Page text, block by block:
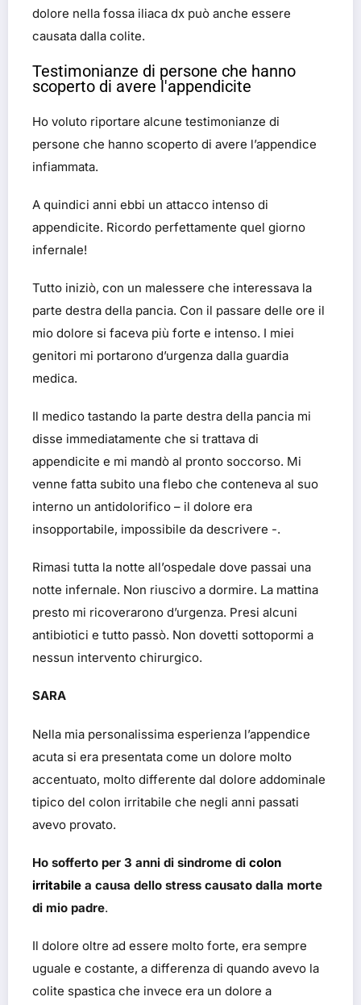
dolore nella fossa iliaca dx può anche essere
causata dalla colite.
Testimonianze di persone che hanno
scoperto di avere l'appendicite
Ho voluto riportare alcune testimonianze di
persone che hanno scoperto di avere l’appendice
infiammata.
A quindici anni ebbi un attacco intenso di
appendicite. Ricordo perfettamente quel giorno
infernale!
Tutto iniziò, con un malessere che interessava la
parte destra della pancia. Con il passare delle ore il
mio dolore si faceva più forte e intenso. I miei
genitori mi portarono d’urgenza dalla guardia
medica.
Il medico tastando la parte destra della pancia mi
disse immediatamente che si trattava di
appendicite e mi mandò al pronto soccorso. Mi
venne fatta subito una flebo che conteneva al suo
interno un antidolorifico – il dolore era
insopportabile, impossibile da descrivere -.
Rimasi tutta la notte all’ospedale dove passai una
notte infernale. Non riuscivo a dormire. La mattina
presto mi ricoverarono d’urgenza. Presi alcuni
antibiotici e tutto passò. Non dovetti sottopormi a
nessun intervento chirurgico.
SARA
Nella mia personalissima esperienza l’appendice
acuta si era presentata come un dolore molto
accentuato, molto differente dal dolore addominale
tipico del colon irritabile che negli anni passati
avevo provato.
Ho sofferto per 3 anni di sindrome di colon
irritabile a causa dello stress causato dalla morte
di mio padre.
Il dolore oltre ad essere molto forte, era sempre
uguale e costante, a differenza di quando avevo la
colite spastica che invece era un dolore a